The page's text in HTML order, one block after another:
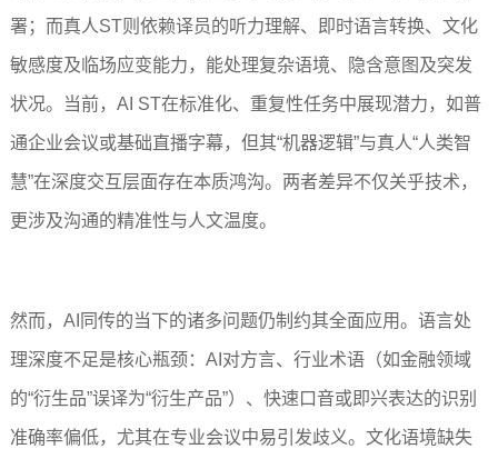
署；而真人ST则依赖译员的听力理解、即时语言转换、文化
敏感度及临场应变能力，能处理复杂语境、隐含意图及突发
状况。当前，AI ST在标准化、重复性任务中展现潜力，如普
通企业会议或基础直播字幕，但其“机器逻辑”与真人“人类智
慧”在深度交互层面存在本质鸿沟。两者差异不仅关乎技术，
更涉及沟通的精准性与人文温度。
然而，AI同传的当下的诸多问题仍制约其全面应用。语言处
理深度不足是核心瓶颈：AI对方言、行业术语（如金融领域
的“衍生品”误译为“衍生产品”）、快速口音或即兴表达的识别
准确率偏低，尤其在专业会议中易引发歧义。文化语境缺失